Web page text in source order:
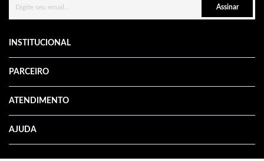
Assinar
INSTITUCIONAL
PARCEIRO
ATENDIMENTO
AJUDA